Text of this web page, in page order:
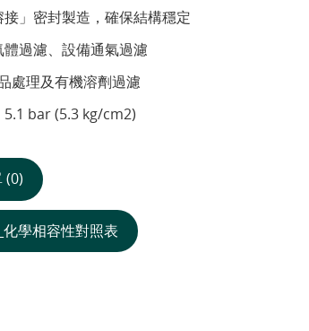
」密封製造，確保結構穩定
過濾、設備通氣過濾
處理及有機溶劑過濾
5.1 bar (5.3 kg/cm2)
(0)
學相容性對照表